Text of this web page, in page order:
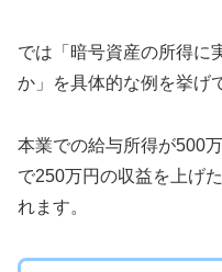
では「暗号資産の所得に
か」を具体的な例を挙げ
本業での給与所得が500
で250万円の収益を上げ
れます。